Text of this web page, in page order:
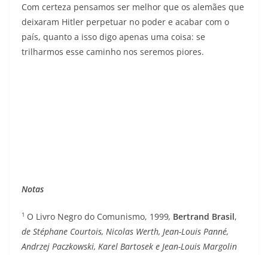
Com certeza pensamos ser melhor que os alemães que
deixaram Hitler perpetuar no poder e acabar com o
país, quanto a isso digo apenas uma coisa: se
trilharmos esse caminho nos seremos piores.
Notas
1 O Livro Negro do Comunismo, 1999, Bertrand Brasil,
de Stéphane Courtois, Nicolas Werth, Jean-Louis Panné,
Andrzej Paczkowski, Karel Bartosek e Jean-Louis Margolin